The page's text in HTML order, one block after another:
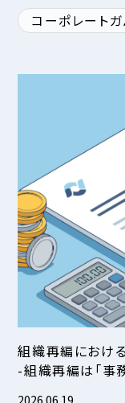
コーポレート
組織再編におけ
-組織再編は「事
2026.06.19